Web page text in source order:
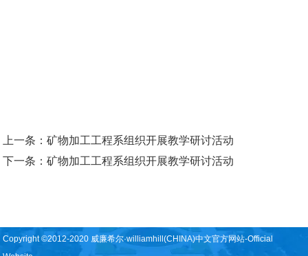
上一条：矿物加工工程系组织开展教学研讨活动
下一条：矿物加工工程系组织开展教学研讨活动
Copyright ©2012-2020 威廉希尔·williamhill(CHINA)中文官方网站-Official